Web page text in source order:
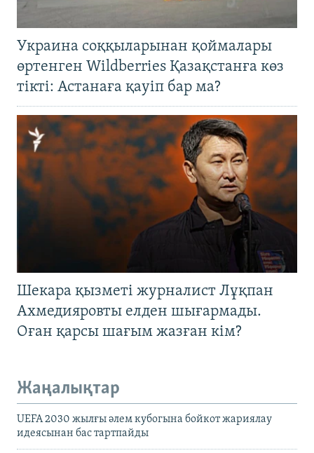
Украина соққыларынан қоймалары
өртенген Wildberries Қазақстанға көз
тікті: Астанаға қауіп бар ма?
Шекара қызметі журналист Лұқпан
Ахмедияровты елден шығармады.
Оған қарсы шағым жазған кім?
Жаңалықтар
UEFA 2030 жылғы әлем кубогына бойкот жариялау
идеясынан бас тартпайды